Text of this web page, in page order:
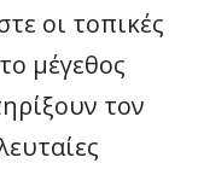
οι τοπικές
μέγεθος
τον